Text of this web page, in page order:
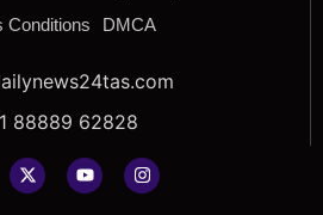
Conditions
DMCA
88889 62828